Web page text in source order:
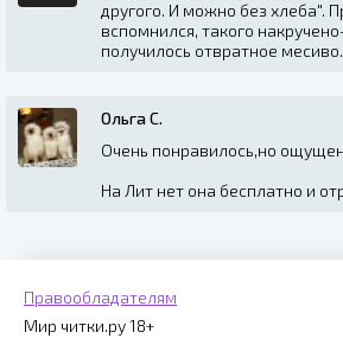
другого. И можно без хлеба".
вспомнился, такого
получилось отвратное месиво.
Ольга С.
Очень понравилось,но
На Лит нет она бесплатно и
Правообладателям
Мир читки.ру 18+